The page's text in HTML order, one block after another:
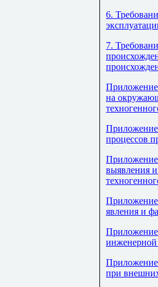
6.
7.
Приложение
на
Приложение
процессов
выявления
явления и
Приложение
Приложение
при